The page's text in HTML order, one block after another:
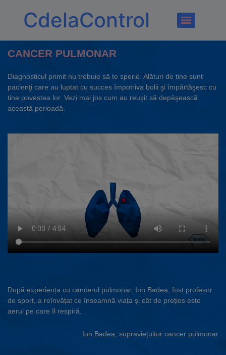
CdelaControl
CANCER PULMONAR
Diagnosticul primit nu trebuie să te sperie. Alături de tine sunt
pacienţi care au luptat cu succes împotriva bolii şi împărtăşesc cu
tine povestea lor. Vezi mai jos cum au reuşit să depăşească
această perioadă.
După experiența cu cancerul pulmonar, Ion Badea, fost profesor
de sport, a reînvățat ce înseamnă viața și cât de prețios este
aerul pe care îl respiră.
Ion Badea, supraviețuitor cancer pulmonar